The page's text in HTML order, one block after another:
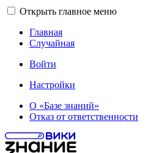
Открыть главное меню
Главная
Случайная
Войти
Настройки
О «Базе знаний»
Отказ от ответственности